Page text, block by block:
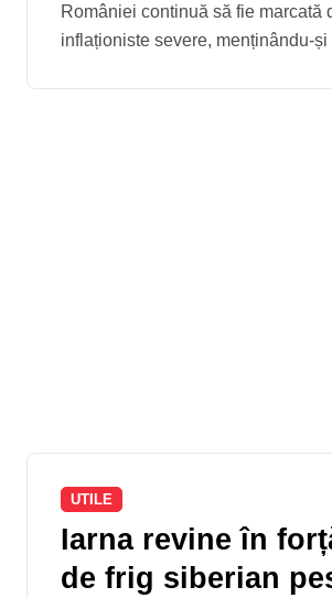
euro la începutul
României continuă să fie marcată
inflaționiste severe, menținându-și
UTILE
Iarna revine în
de frig siberian